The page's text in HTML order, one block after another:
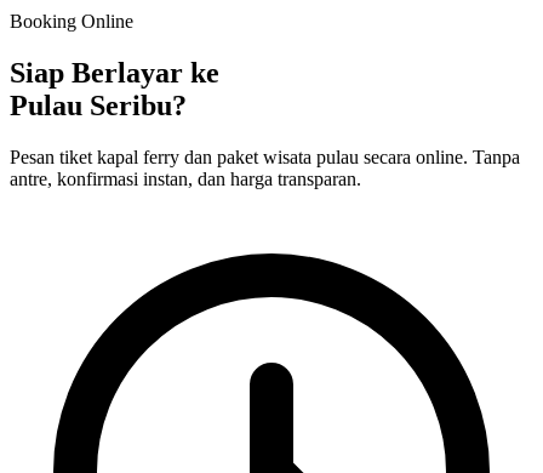
Booking Online
Siap Berlayar ke
Pulau Seribu?
Pesan tiket kapal ferry dan paket wisata pulau secara online. Tanpa
antre, konfirmasi instan, dan harga transparan.